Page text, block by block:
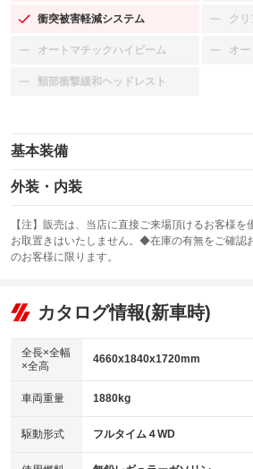
衝突被害軽減システム
：装備あり クリ
：装
オートマチックハイビーム
：装備なし オー
：装
頸部衝撃緩和ヘッドレスト
：装備なし
基本装備
エアバッグ：運転席/助手席/サイド
：装備あり
：装備なし
サンルーフ
：装備なし ABS
リフトアップ
：装備なし
：装備なし
パワーウィンドウ
アイドリングストップ
：装備あり
USB入力端子
：装備なし
100V電源
外装・内装
カーナビ：SDナビ
：装備あり
TV：フルセグ
：装備あり
ビジュアル
：装備なし
：装備あり
革シート
キーレス
HID(キセノンライト)
：装備なし
【注】販売は、当店に直接ご来場頂けるお客様
お取置きはいたしません。◆在庫の有無をご確
のお客様に限ります。
カタログ情報(新車時)
全長×全幅
×全高
4660x1840x1720mm
車両重量 1880kg
駆動形式 フルタイム４WD